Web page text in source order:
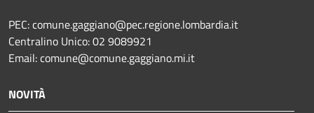
PEC: comune.gaggiano@pec.regione.lombardia.it
Centralino Unico: 02 9089921
Email: comune@comune.gaggiano.mi.it
NOVITÀ